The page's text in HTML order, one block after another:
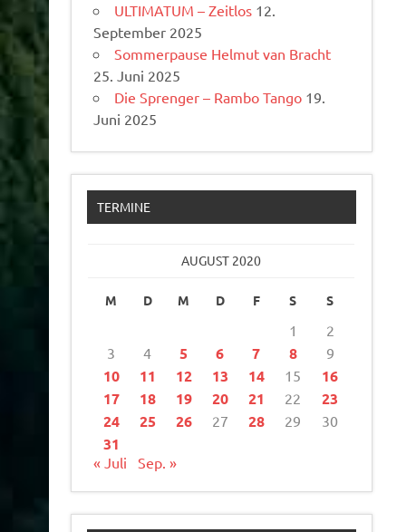
ULTIMATUM – Zeitlos 12.
September 2025
Sommerpause Helmut van Bracht
25. Juni 2025
Die Sprenger – Rambo Tango 19.
Juni 2025
TERMINE
AUGUST 2020
M D M D F S S
1
2
3
4 5 6 7 8 9
10 11 12 13 14 15
16
17
18 19 20 21 22
23
24
25 26 27 28 29 30
31
« Juli Sep. »